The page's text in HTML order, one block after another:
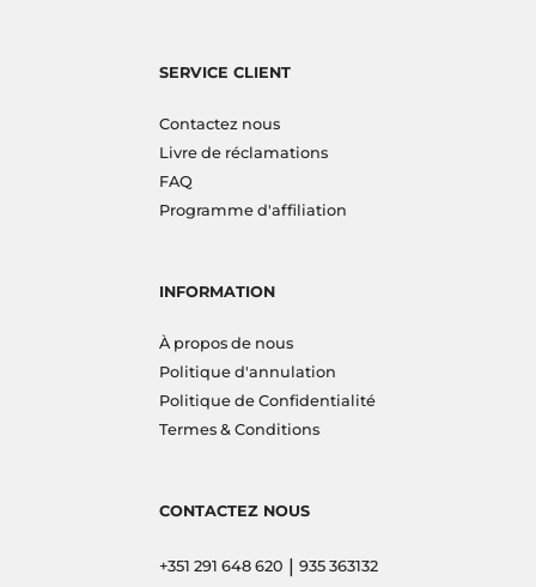
SERVICE CLIENT
Contactez nous
Livre de réclamations
FAQ
Programme d'affiliation
INFORMATION
À propos de nous
Politique d'annulation
Politique de Confidentialité
Termes & Conditions
CONTACTEZ NOUS
+351 291 648 620 | 935 363132